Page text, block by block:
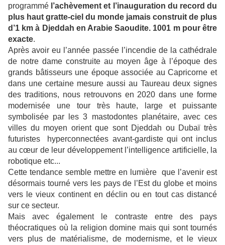
programmé l’achèvement et l’inauguration du record du
plus haut gratte-ciel du monde jamais construit de plus
d’1 km à Djeddah en Arabie Saoudite. 1001 m pour être
exacte.
Après avoir eu l’année passée l’incendie de la cathédrale
de notre dame construite au moyen âge à l’époque des
grands bâtisseurs une époque associée au Capricorne et
dans une certaine mesure aussi au Taureau deux signes
des traditions, nous retrouvons en 2020 dans une forme
modernisée une tour très haute, large et puissante
symbolisée par les 3 mastodontes planétaire, avec ces
villes du moyen orient que sont Djeddah ou Dubaï très
futuristes hyperconnectées avant-gardiste qui ont inclus
au cœur de leur développement l’intelligence artificielle, la
robotique etc...
Cette tendance semble mettre en lumière que l’avenir est
désormais tourné vers les pays de l’Est du globe et moins
vers le vieux continent en déclin ou en tout cas distancé
sur ce secteur.
Mais avec également le contraste entre des pays
théocratiques où la religion domine mais qui sont tournés
vers plus de matérialisme, de modernisme, et le vieux